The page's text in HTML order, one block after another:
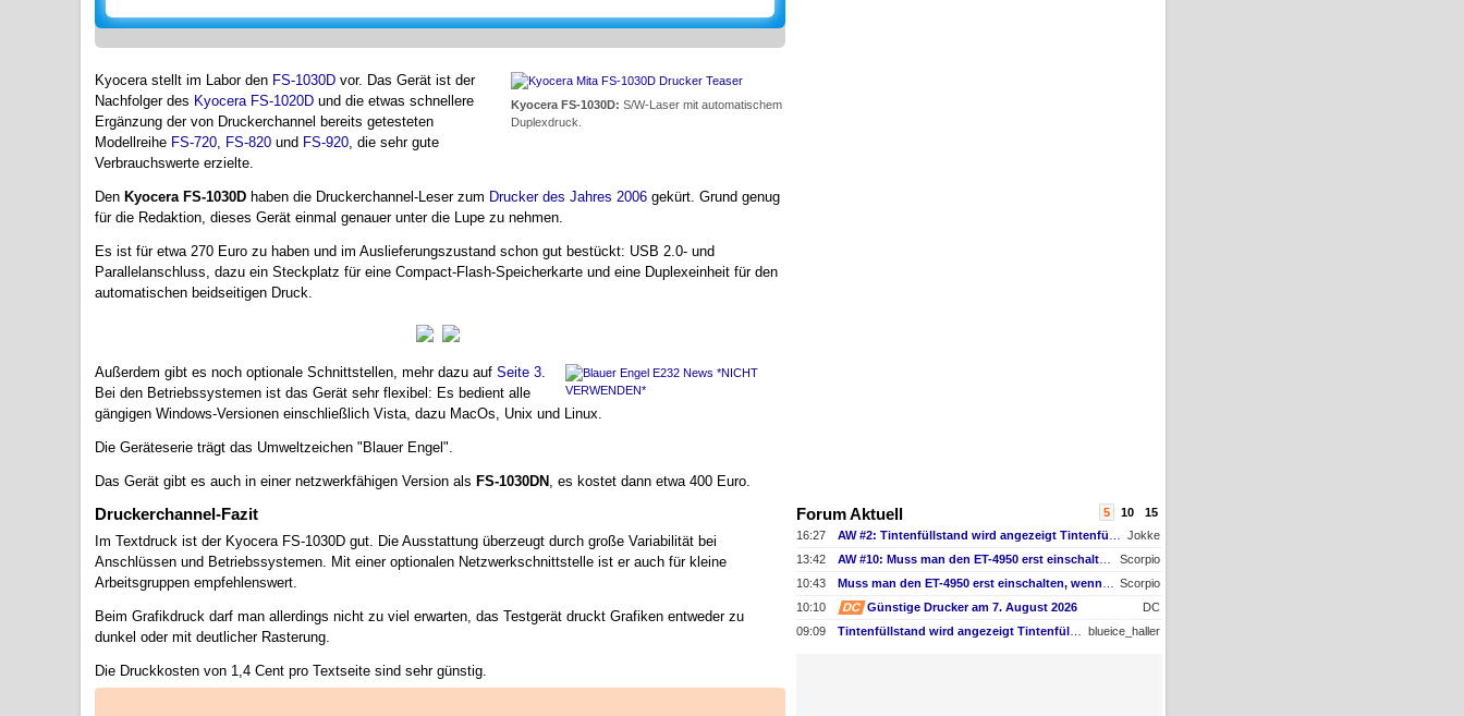
Kyocera FS-1030D: S/W-Laser mit automatischem
Duplexdruck.
Kyocera stellt im Labor den FS-1030D vor. Das Gerät ist der
Nachfolger des Kyocera FS-1020D und die etwas schnellere
Ergänzung der von Druckerchannel bereits getesteten
Modellreihe FS-720, FS-820 und FS-920, die sehr gute
Verbrauchswerte erzielte.
Den Kyocera FS-1030D haben die Druckerchannel-Leser zum Drucker des Jahres 2006 gekürt. Grund genug
für die Redaktion, dieses Gerät einmal genauer unter die Lupe zu nehmen.
Es ist für etwa 270 Euro zu haben und im Auslieferungszustand schon gut bestückt: USB 2.0- und
Parallelanschluss, dazu ein Steckplatz für eine Compact-Flash-Speicherkarte und eine Duplexeinheit für den
automatischen beidseitigen Druck.
Außerdem gibt es noch optionale Schnittstellen, mehr dazu auf Seite 3.
Bei den Betriebssystemen ist das Gerät sehr flexibel: Es bedient alle
gängigen Windows-Versionen einschließlich Vista, dazu MacOs, Unix und Linux.
Die Geräteserie trägt das Umweltzeichen "Blauer Engel".
Das Gerät gibt es auch in einer netzwerkfähigen Version als FS-1030DN , es kostet dann etwa 400 Euro.
Druckerchannel-Fazit
Im Textdruck ist der Kyocera FS-1030D gut. Die Ausstattung überzeugt durch große Variabilität bei
Anschlüssen und Betriebssystemen. Mit einer optionalen Netzwerkschnittstelle ist er auch für kleine
Arbeitsgruppen empfehlenswert.
Beim Grafikdruck darf man allerdings nicht zu viel erwarten, das Testgerät druckt Grafiken entweder zu
dunkel oder mit deutlicher Rasterung.
Die Druckkosten von 1,4 Cent pro Textseite sind sehr günstig.
Forum Aktuell 5 10
15
16:27
Jokke
13:42
Scorpio
10:43
Scorpio
10:10
DC Günstige Drucker am 7. August 2026
DC
09:09
blueice_haller